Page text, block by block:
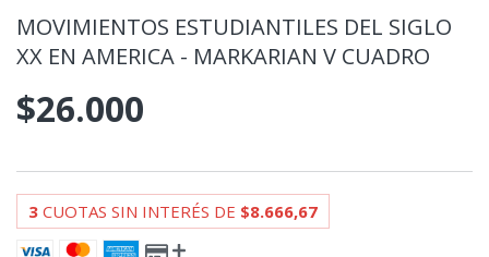
MOVIMIENTOS ESTUDIANTILES DEL SIGLO
XX EN AMERICA - MARKARIAN V CUADRO
$26.000
3 CUOTAS SIN INTERÉS DE $8.666,67